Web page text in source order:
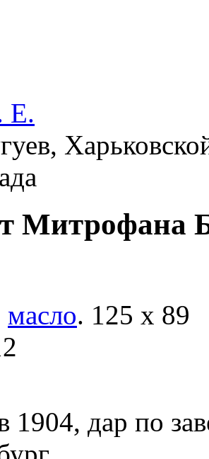
Е.
Митрофана
масло. 125 x 89
1904, дар по